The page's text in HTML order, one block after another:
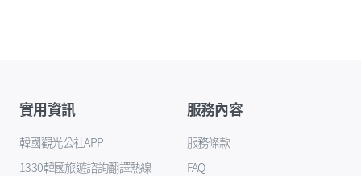
實用資訊
韓國觀光公社APP
1330韓國旅遊諮詢翻譯熱線
服務內容
服務條款
FAQ